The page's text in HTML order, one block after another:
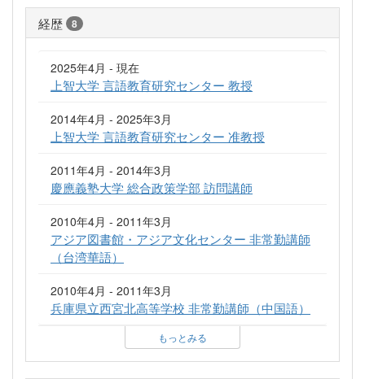
経歴 8
2025年4月 - 現在
上智大学 言語教育研究センター 教授
2014年4月 - 2025年3月
上智大学 言語教育研究センター 准教授
2011年4月 - 2014年3月
慶應義塾大学 総合政策学部 訪問講師
2010年4月 - 2011年3月
アジア図書館・アジア文化センター 非常勤講師
（台湾華語）
2010年4月 - 2011年3月
兵庫県立西宮北高等学校 非常勤講師（中国語）
もっとみる